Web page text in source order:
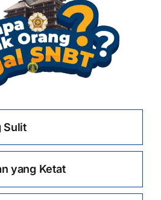
Sulit
yang Ketat